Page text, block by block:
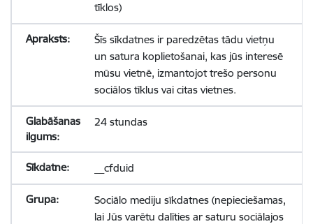
tīklos)
Šīs sīkdatnes ir paredzētas tādu vietņu
un satura koplietošanai, kas jūs interesē
mūsu vietnē, izmantojot trešo personu
sociālos tīklus vai citas vietnes.
24 stundas
__cfduid
Sociālo mediju sīkdatnes (nepieciešamas,
lai Jūs varētu dalīties ar saturu sociālajos